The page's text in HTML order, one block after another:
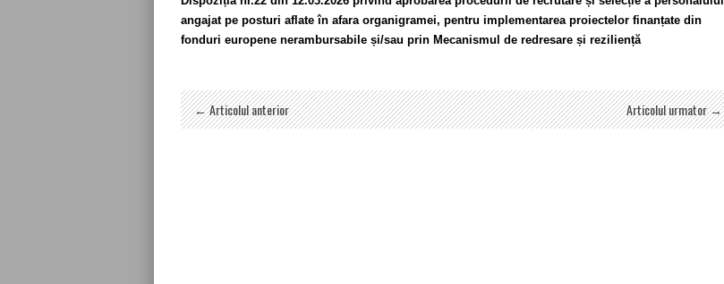
angajat pe posturi aflate în afara organigramei, pentru implementarea proiectelor finanțate din
fonduri europene nerambursabile și/sau prin Mecanismul de redresare și reziliență
← Articolul anterior Articolul urmator →